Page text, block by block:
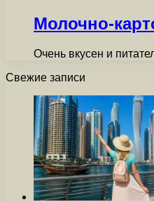
Молочно-
Очень вкусен и
Свежие записи